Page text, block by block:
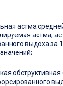
астма
астма,
выдоха за 1
обструктивная